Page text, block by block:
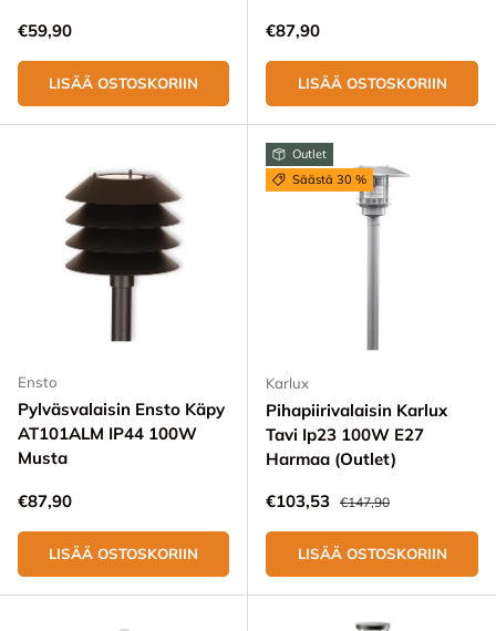
Normaali hinta
€59,90
LISÄÄ OSTOSKORIIN
Normaali hinta
€87,90
LISÄÄ OSTOSKORIIN
Ensto
Pylväsvalaisin Ensto Käpy
AT101ALM IP44 100W
Musta
Normaali hinta
€87,90
LISÄÄ OSTOSKORIIN
Outlet
Säästä 30 %
Karlux
Pihapiirivalaisin Karlux
Tavi Ip23 100W E27
Harmaa (Outlet)
Alennushinta
€103,53 Normaali hinta
€147,90
LISÄÄ OSTOSKORIIN